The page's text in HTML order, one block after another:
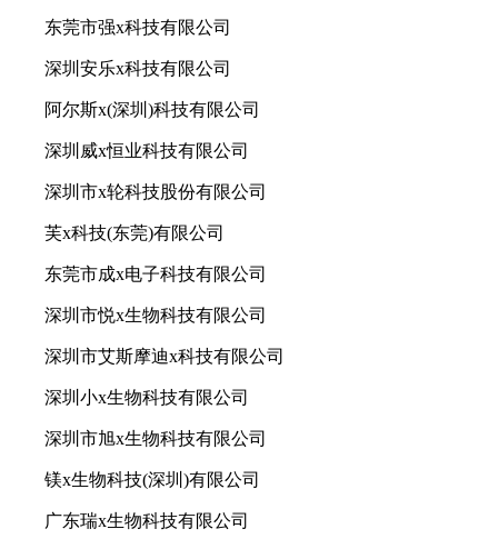
东莞市强x科技有限公司
深圳安乐x科技有限公司
阿尔斯x(深圳)科技有限公司
深圳威x恒业科技有限公司
深圳市x轮科技股份有限公司
芙x科技(东莞)有限公司
东莞市成x电子科技有限公司
深圳市悦x生物科技有限公司
深圳市艾斯摩迪x科技有限公司
深圳小x生物科技有限公司
深圳市旭x生物科技有限公司
镁x生物科技(深圳)有限公司
广东瑞x生物科技有限公司